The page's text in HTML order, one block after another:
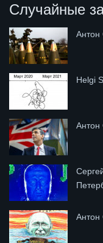
Случайные
Антон
Helgi
Антон
Антон